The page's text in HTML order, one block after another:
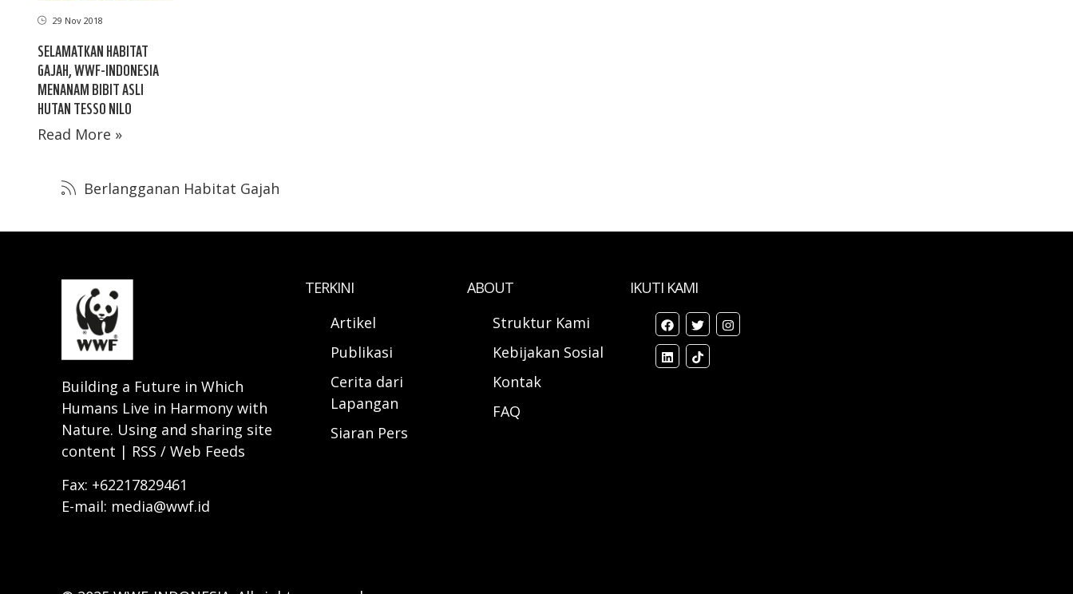
29 Nov 2018
SELAMATKAN HABITAT
GAJAH, WWF-INDONESIA
MENANAM BIBIT ASLI
HUTAN TESSO NILO
Read More »
Berlangganan Habitat Gajah
Building a Future in Which
Humans Live in Harmony with
Nature. Using and sharing site
content | RSS / Web Feeds
Fax: +62217829461
E-mail: media@wwf.id
TERKINI
Artikel
Publikasi
Cerita dari
Lapangan
Siaran Pers
ABOUT
Struktur Kami
Kebijakan Sosial
Kontak
FAQ
IKUTI KAMI